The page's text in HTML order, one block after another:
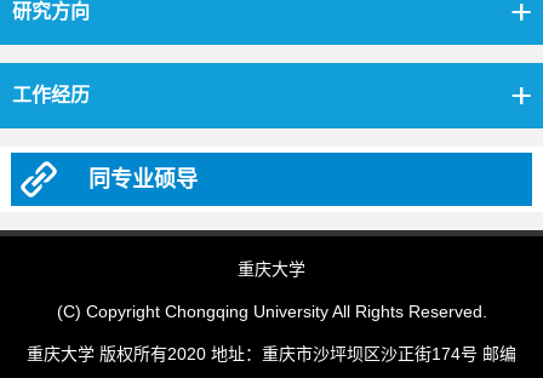
研究方向
工作经历
同专业硕导
重庆大学
(C) Copyright Chongqing University All Rights Reserved.
重庆大学 版权所有2020 地址：重庆市沙坪坝区沙正街174号 邮编